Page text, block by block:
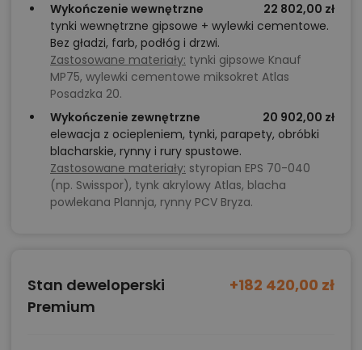
Wykończenie wewnętrzne
22 802,00 zł
tynki wewnętrzne gipsowe + wylewki cementowe.
Bez gładzi, farb, podłóg i drzwi.
Zastosowane materiały: tynki gipsowe Knauf
MP75, wylewki cementowe miksokret Atlas
Posadzka 20.
Wykończenie zewnętrzne
20 902,00 zł
elewacja z ociepleniem, tynki, parapety, obróbki
blacharskie, rynny i rury spustowe.
Zastosowane materiały: styropian EPS 70-040
(np. Swisspor), tynk akrylowy Atlas, blacha
powlekana Plannja, rynny PCV Bryza.
Stan deweloperski
Premium
+182 420,00 zł